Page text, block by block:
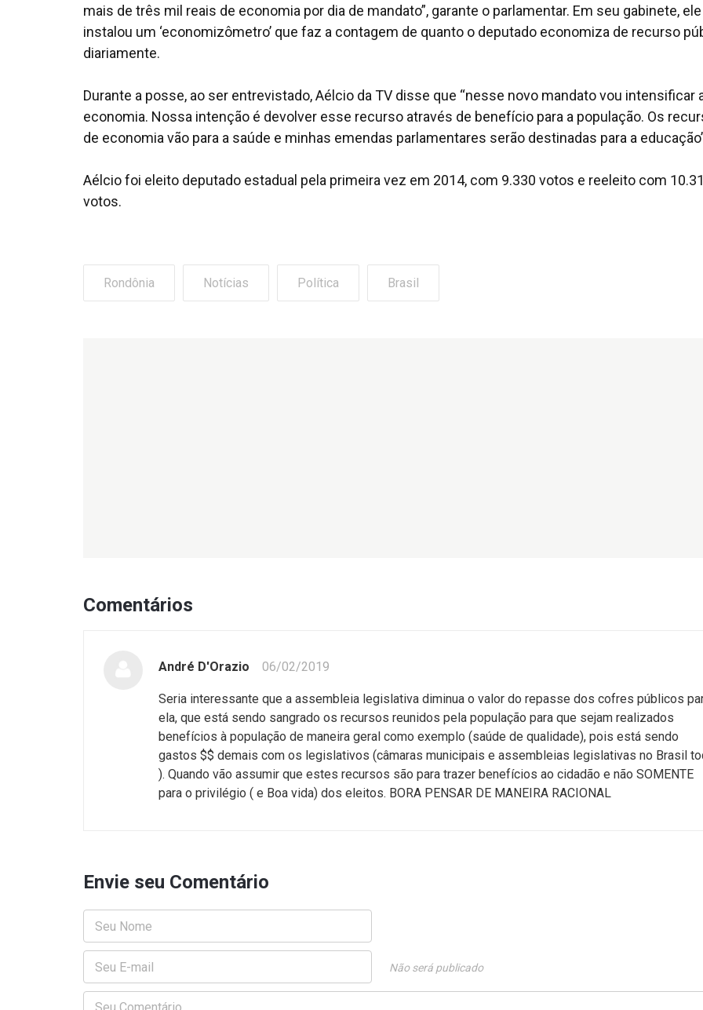
mais de três mil reais de economia por dia de mandato”, garante o parlamentar. Em seu gabinete, ele
instalou um ‘economizômetro’ que faz a contagem de quanto o deputado economiza de recurso
diariamente.
Durante a posse, ao ser entrevistado, Aélcio da TV disse que “nesse novo mandato vou intensificar
economia. Nossa intenção é devolver esse recurso através de benefício para a população. Os
de economia vão para a saúde e minhas emendas parlamentares serão destinadas para a
Aélcio foi eleito deputado estadual pela primeira vez em 2014, com 9.330 votos e reeleito com
votos.
Rondônia Notícias Política Brasil
Comentários
André D'Orazio 06/02/2019
Seria interessante que a assembleia legislativa diminua o valor do repasse dos cofres públicos
ela, que está sendo sangrado os recursos reunidos pela população para que sejam realizados
benefícios à população de maneira geral como exemplo (saúde de qualidade), pois está sendo
gastos $$ demais com os legislativos (câmaras municipais e assembleias legislativas no Brasil
). Quando vão assumir que estes recursos são para trazer benefícios ao cidadão e não SOMENTE
para o privilégio ( e Boa vida) dos eleitos. BORA PENSAR DE MANEIRA RACIONAL
Envie seu Comentário
Não será publicado